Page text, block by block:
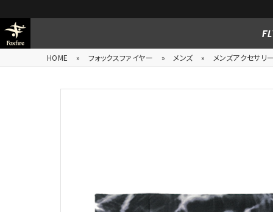
HOME » フォックスファイヤー » メンズ » メンズアクセサリ